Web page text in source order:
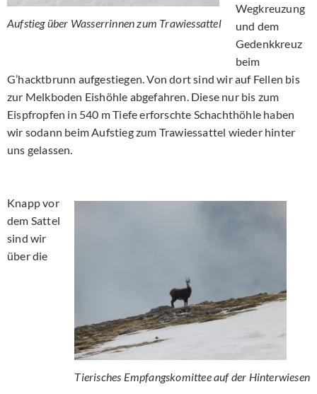
Aufstieg über Wasserrinnen zum Trawiessattel
Wegkreuzung
und dem
Gedenkkreuz
beim
G’hacktbrunn aufgestiegen. Von dort sind wir auf Fellen bis
zur Melkboden Eishöhle abgefahren. Diese nur bis zum
Eispfropfen in 540 m Tiefe erforschte Schachthöhle haben
wir sodann beim Aufstieg zum Trawiessattel wieder hinter
uns gelassen.
Tierisches Empfangskomittee auf der Hinterwiesen
Knapp vor
dem Sattel
sind wir
über die